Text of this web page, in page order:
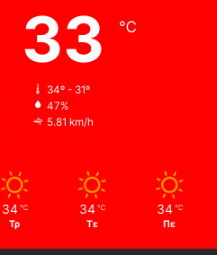
33 ℃
34º - 31º
47%
5.81 km/h
34 ℃
Τρ
34 ℃
Τε
34 ℃
Πε